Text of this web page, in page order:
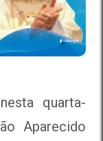
quarta-
Aparecido